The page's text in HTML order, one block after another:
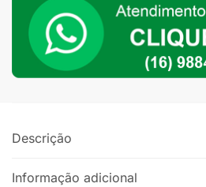
turbo
azul
quantidade
Descrição
Informação adicional